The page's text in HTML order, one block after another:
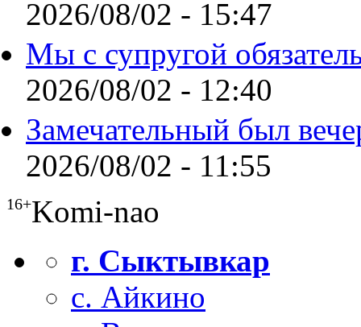
2026/08/02 - 15:47
Мы с супругой
2026/08/02 - 12:40
Замечательный был
2026/08/02 - 11:55
16+Komi-nao
г. Сыктывкар
с. Айкино